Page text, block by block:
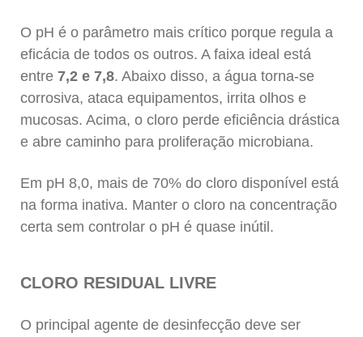
O pH é o parâmetro mais crítico porque regula a
eficácia de todos os outros. A faixa ideal está
entre 7,2 e 7,8. Abaixo disso, a água torna-se
corrosiva, ataca equipamentos, irrita olhos e
mucosas. Acima, o cloro perde eficiência drástica
e abre caminho para proliferação microbiana.
Em pH 8,0, mais de 70% do cloro disponível está
na forma inativa. Manter o cloro na concentração
certa sem controlar o pH é quase inútil.
CLORO RESIDUAL LIVRE
O principal agente de desinfecção deve ser